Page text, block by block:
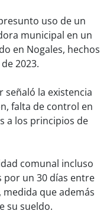
uso de un
municipal en un
en Nogales, hechos
2023.
señaló la existencia
falta de control en
a los principios de
comunal incluso
por un 30 días entre
medida que además
su sueldo.